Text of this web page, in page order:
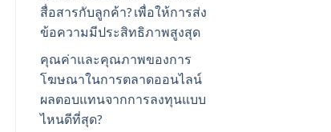
สื่อสารกับลูกค้า? เพื่อให้การส่ง
ข้อความมีประสิทธิภาพสูงสุด
คุณค่าและคุณภาพของการ
โฆษณาในการตลาดออนไลน์
ผลตอบแทนจากการลงทุนแบบ
ไหนดีที่สุด?